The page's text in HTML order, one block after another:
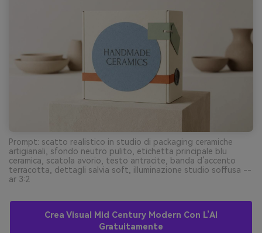
Prompt: scatto realistico in studio di packaging ceramiche
artigianali, sfondo neutro pulito, etichetta principale blu
ceramica, scatola avorio, testo antracite, banda d’accento
terracotta, dettagli salvia soft, illuminazione studio soffusa --
ar 3:2
Crea Visual Mid Century Modern Con L’AI
Gratuitamente